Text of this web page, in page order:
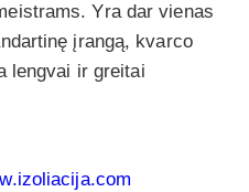
Yra dar vienas
įrangą, kvarco
lengvai ir greitai